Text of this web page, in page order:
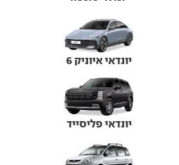
יונדאי איוניק 6
יונדאי פליסייד